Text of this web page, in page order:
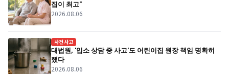
집이 최고"
2026.08.06
사건사고
대법원, '입소 상담 중 사고'도 어린이집 원장 책임 명확히
했다
2026.08.06